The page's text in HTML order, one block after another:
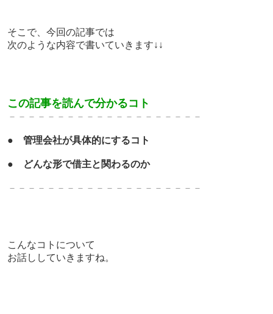
そこで、今回の記事では
次のような内容で書いていきます↓↓
この記事を読んで分かるコト
－－－－－－－－－－－－－ －－－－－－－
● 管理会社が具体的にするコト
● どんな形で借主と関わるのか
－－－－－－－－－－－－－ －－－－－－－
こんなコトについて
お話ししていきますね。